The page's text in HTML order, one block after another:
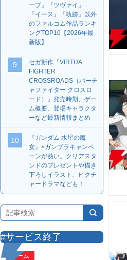
ーブ』『ツヴァイ』…
『イース』『軌跡』以外
のファルコム作品ランキ
ングTOP10【2026年最
新版】
9
セガ新作『VIRTUA
FIGHTER
CROSSROADS（バーチ
ャファイター クロスロ
ード）』発売時期、ゲー
ム概要、登場キャラクタ
ーなど最新情報まとめ
10
『ガンダム 水星の魔
女』×ガンプラキャンペ
ーンが熱い。クリアスタ
ンドのプレゼントや描き
下ろしイラスト、ピクチ
ャードラマなども！
#サービス終了
ゲーム